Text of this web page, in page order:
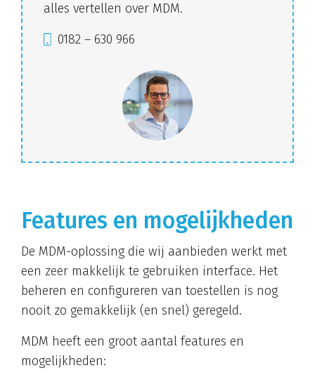
alles vertellen over MDM.
0182 – 630 966
Features en mogelijkheden
De MDM-oplossing die wij aanbieden werkt met
een zeer makkelijk te gebruiken interface. Het
beheren en configureren van toestellen is nog
nooit zo gemakkelijk (en snel) geregeld.
MDM heeft een groot aantal features en
mogelijkheden: